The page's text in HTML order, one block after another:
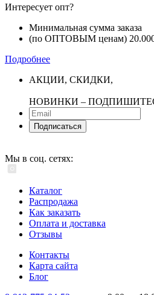
Интересует опт?
Минимальная сумма заказа
(по ОПТОВЫМ ценам)
Подробнее
АКЦИИ, СКИДКИ,
НОВИНКИ ‒
Подписаться
Мы в соц. сетях:
Каталог
Распродажа
Как заказать
Оплата и доставка
Отзывы
Контакты
Карта сайта
Блог